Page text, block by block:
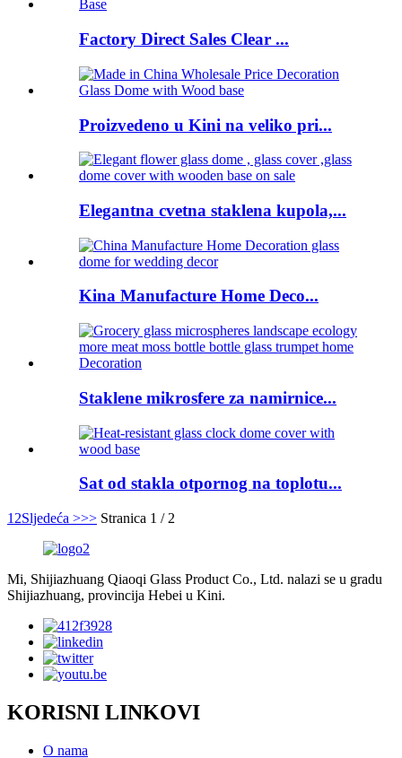
Factory Direct Sales Clear ...
Proizvedeno u Kini na veliko pri...
Elegantna cvetna staklena kupola,...
Kina Manufacture Home Deco...
Staklene mikrosfere za namirnice...
Sat od stakla otpornog na toplotu...
1 2Sljedeća >>> Stranica 1 / 2
Mi, Shijiazhuang Qiaoqi Glass Product Co., Ltd. nalazi se u gradu
Shijiazhuang, provincija Hebei u Kini.
KORISNI LINKOVI
O nama